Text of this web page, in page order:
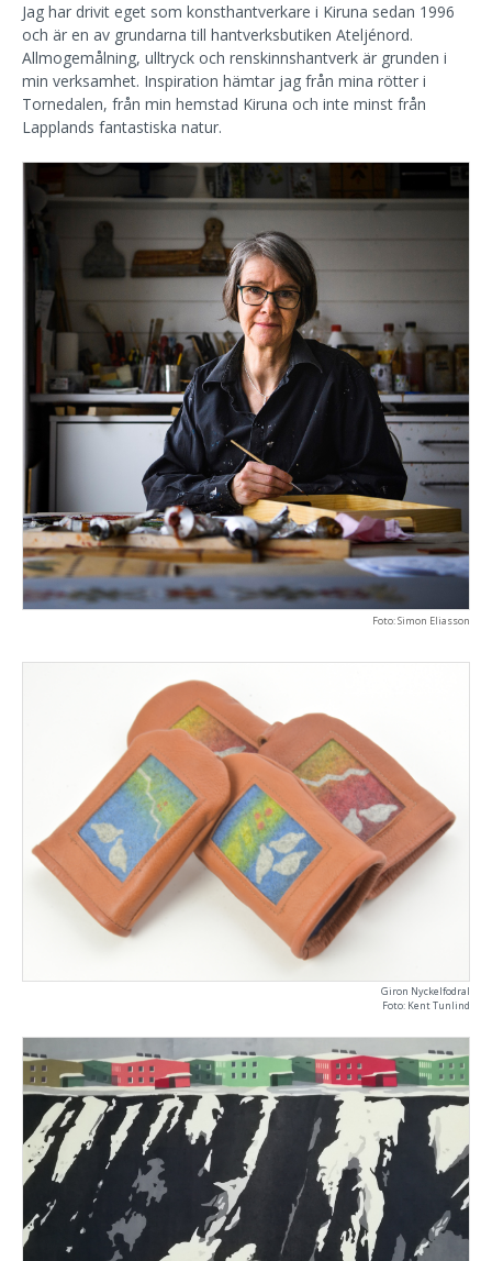
Jag har drivit eget som konsthantverkare i Kiruna sedan 1996
och är en av grundarna till hantverksbutiken Ateljénord.
Allmogemålning, ulltryck och renskinnshantverk är grunden i
min verksamhet. Inspiration hämtar jag från mina rötter i
Tornedalen, från min hemstad Kiruna och inte minst från
Lapplands fantastiska natur.
Foto: Simon Eliasson
Giron Nyckelfodral
Foto: Kent Tunlind